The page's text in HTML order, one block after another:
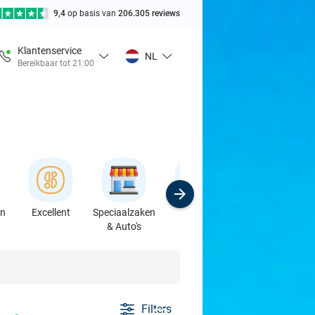
9,4 op basis van 206.305 reviews
Klantenservice
Bereikbaar tot 21:00
NL
Excellent
Speciaalzaken
& Auto's
Sport
Filters